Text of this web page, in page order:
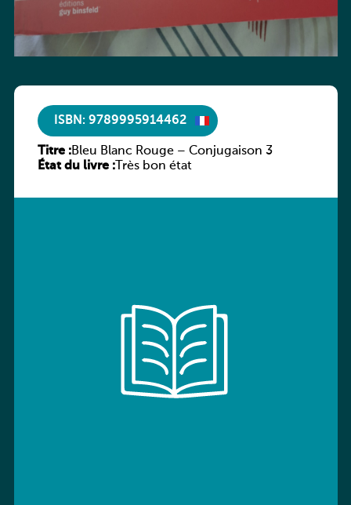
ISBN: 9789995914462
Titre :Bleu Blanc Rouge – Conjugaison 3
État du livre :Très bon état